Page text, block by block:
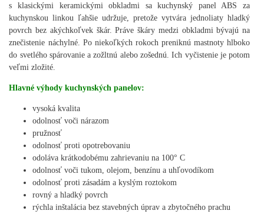
s klasickými keramickými obkladmi sa kuchynský panel ABS za
kuchynskou linkou ľahšie udržuje
pretože vytvára jednoliaty hladký
povrch bez akýchkoľvek škár. Práve škáry medzi obkladmi bývajú na
znečistenie náchylné. Po niekoľkých rokoch preniknú mastnoty hlboko
do svetlého spárovanie a zožltnú alebo zošednú Ich vyčistenie je potom
veľmi zložité
Hlavné výhody kuchynských panelov:
vysoká kvalita
odolnosť voči nárazom
pružnosť
odolnosť proti opotrebovaniu
odoláva krátkodobému zahrievaniu na 100° C
odolnosť voči tukom, olejom, benzínu a uhľovodíkom
odolnosť proti zásadám a kyslým roztokom
rovný a hladký povrch
rýchla inštalácia bez stavebných úprav a zbytočného prachu